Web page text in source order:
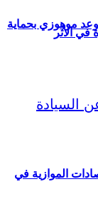
وعد موهوزي بحماية
في الأثر
الموازية في